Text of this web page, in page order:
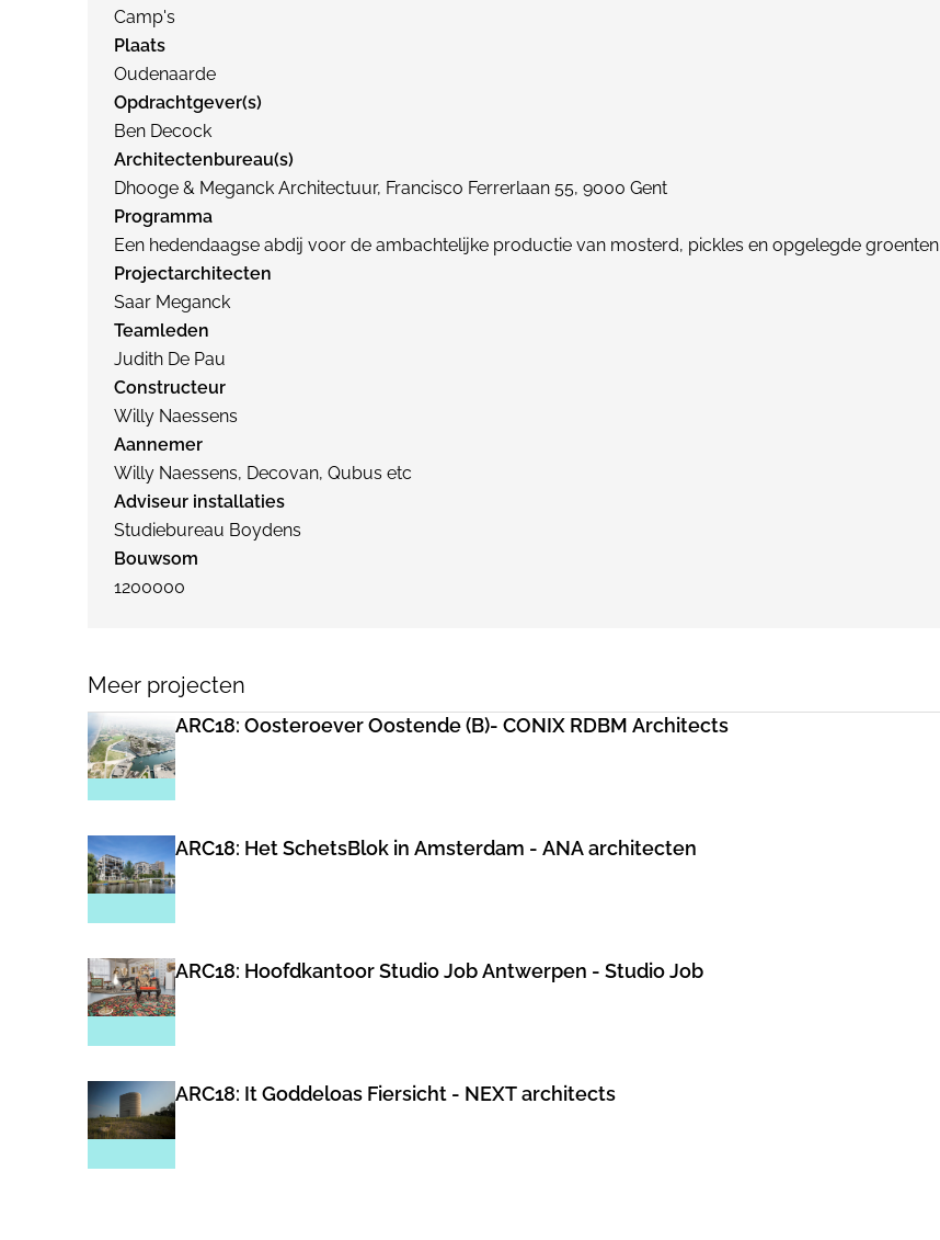
Camp's
Plaats
Oudenaarde
Opdrachtgever(s)
Ben Decock
Architectenbureau(s)
Dhooge & Meganck Architectuur, Francisco Ferrerlaan 55, 9000 Gent
Programma
Een hedendaagse abdij voor de ambachtelijke productie van mosterd, pickles en opgelegde groenten
Projectarchitecten
Saar Meganck
Teamleden
Judith De Pau
Constructeur
Willy Naessens
Aannemer
Willy Naessens, Decovan, Qubus etc
Adviseur installaties
Studiebureau Boydens
Bouwsom
1200000
Meer projecten
ARC18: Oosteroever Oostende (B)- CONIX RDBM Architects
ARC18: Het SchetsBlok in Amsterdam - ANA architecten
ARC18: Hoofdkantoor Studio Job Antwerpen - Studio Job
ARC18: It Goddeloas Fiersicht - NEXT architects